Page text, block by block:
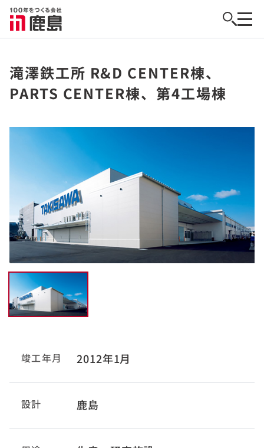
滝澤鉄工所 R&D CENTER棟、
PARTS CENTER棟、第4工場棟
竣工年月 2012年1月
設計 鹿島